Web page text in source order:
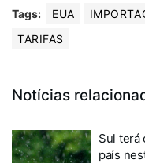
Tags: EUA
TARIFAS
Notícias
Sul terá
país